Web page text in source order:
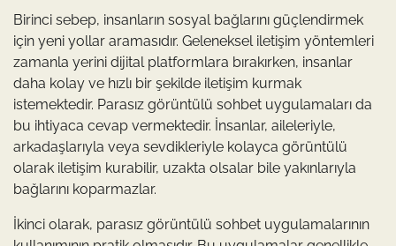
Birinci sebep, insanların sosyal bağlarını güçlendirmek
için yeni yollar aramasıdır. Geleneksel iletişim yöntemleri
zamanla yerini dijital platformlara bırakırken, insanlar
daha kolay ve hızlı bir şekilde iletişim kurmak
istemektedir. Parasız görüntülü sohbet uygulamaları da
bu ihtiyaca cevap vermektedir. İnsanlar, aileleriyle,
arkadaşlarıyla veya sevdikleriyle kolayca görüntülü
olarak iletişim kurabilir, uzakta olsalar bile yakınlarıyla
bağlarını koparmazlar.
İkinci olarak, parasız görüntülü sohbet uygulamalarının